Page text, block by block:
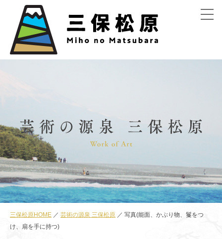
menu
三保松原HOME 芸術の源泉 三保松原
写真(能面、かぶり物、鬘をつ
け、扇を手に持つ)